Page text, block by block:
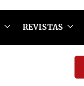
REVISTAS